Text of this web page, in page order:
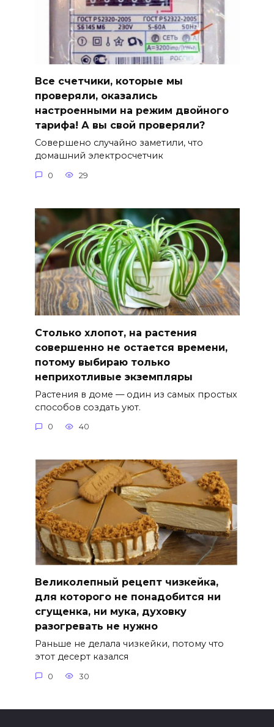
Все счетчики, которые мы
проверяли, оказались
настроенными на режим двойного
тарифа! А вы свой проверяли?
Совершено случайно заметили, что
домашний электросчетчик
0 29
Столько хлопот, на растения
совершенно не остается времени,
потому выбираю только
неприхотливые экземпляры
Растения в доме — один из самых простых
способов создать уют.
0 40
Великолепный рецепт чизкейка,
для которого не понадобится ни
сгущенка, ни мука, духовку
разогревать не нужно
Раньше не делала чизкейки, потому что
этот десерт казался
0 30